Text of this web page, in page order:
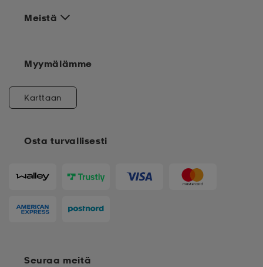
Meistä
Osta turvallisesti
Myymälämme
Karttaan
Seuraa meitä